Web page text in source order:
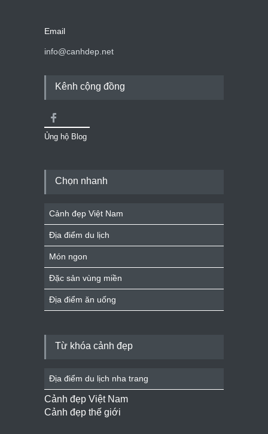
Email
info@canhdep.net
Kênh cộng đồng
Ủng hộ Blog
Chọn nhanh
Cảnh đẹp Việt Nam
Địa điểm du lịch
Món ngon
Đặc sản vùng miền
Địa điểm ăn uống
Từ khóa cảnh đẹp
Địa điểm du lịch nha trang
Cảnh đẹp Việt Nam
Cảnh đẹp thế giới